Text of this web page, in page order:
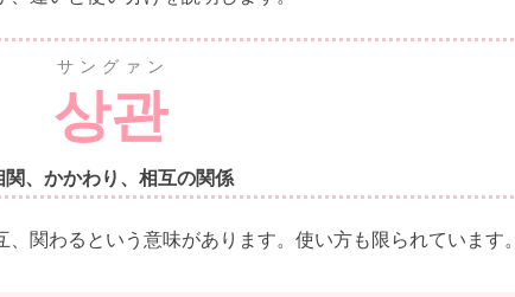
상관
サングァン
関、かかわり、相互の関係
関わるという意味があります。使い方も限られています。